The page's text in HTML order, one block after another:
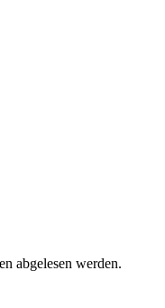
abgelesen werden.